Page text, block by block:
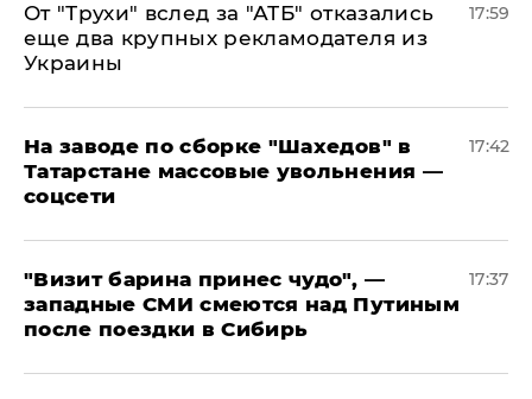
От "Трухи" вслед за "АТБ" отказались
еще два крупных рекламодателя из
Украины
17:59
На заводе по сборке "Шахедов" в
Татарстане массовые увольнения —
соцсети
17:42
"Визит барина принес чудо", —
западные СМИ смеются над Путиным
после поездки в Сибирь
17:37